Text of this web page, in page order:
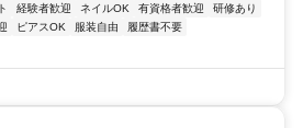
経験者歓迎 ネイルOK 有資格者歓迎
研修あり
ピアスOK 服装自由
履歴書不要